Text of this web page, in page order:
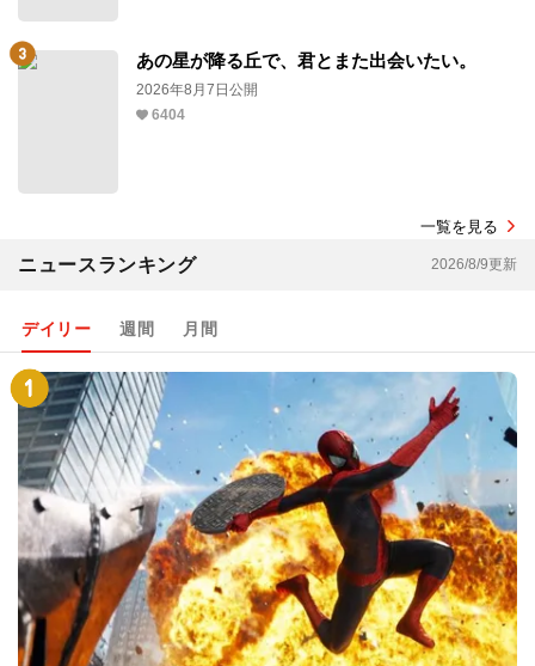
あの星が降る丘で、君とまた出会いたい。
2026年8月7日公開
6404
一覧を見る
ニュースランキング 2026/8/9更新
デイリー 週間 月間